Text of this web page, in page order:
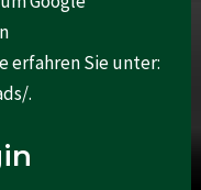
erfahren Sie unter:
.